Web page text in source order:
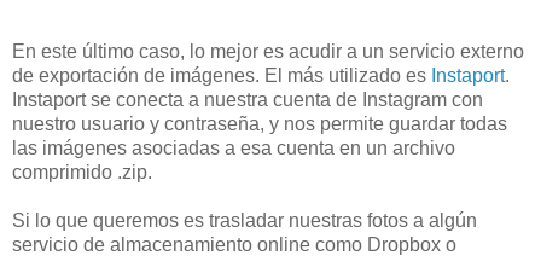
En este último caso, lo mejor es acudir a un servicio externo
de exportación de imágenes. El más utilizado es Instaport.
Instaport se conecta a nuestra cuenta de Instagram con
nuestro usuario y contraseña, y nos permite guardar todas
las imágenes asociadas a esa cuenta en un archivo
comprimido .zip.
Si lo que queremos es trasladar nuestras fotos a algún
servicio de almacenamiento online como Dropbox o